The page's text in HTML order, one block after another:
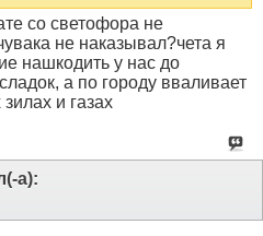
со светофора не
не наказывал?чета я
нашкодить у нас до
а по городу вваливает
и газах
а):